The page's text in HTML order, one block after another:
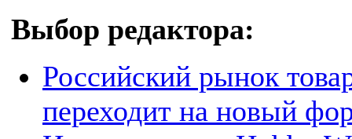
Выбор редактора:
Российский рынок
переходит на новый